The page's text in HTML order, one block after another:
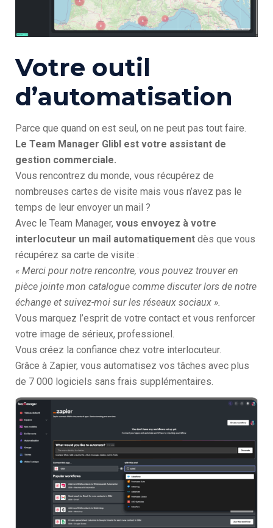
Votre outil
d’automatisation
Parce que quand on est seul, on ne peut pas tout faire.
Le Team Manager Glibl est votre assistant de
gestion commerciale.
Vous rencontrez du monde, vous récupérez de
nombreuses cartes de visite mais vous n’avez pas le
temps de leur envoyer un mail ?
Avec le Team Manager, vous envoyez à votre
interlocuteur un mail automatiquement dès que vous
récupérez sa carte de visite :
« Merci pour notre rencontre, vous pouvez trouver en
pièce jointe mon catalogue comme discuter lors de notre
échange et suivez-moi sur les réseaux sociaux ».
Vous marquez l’esprit de votre contact et vous renforcer
votre image de sérieux, professionel.
Vous créez la confiance chez votre interlocuteur.
Grâce à Zapier, vous automatisez vos tâches avec plus
de 7 000 logiciels sans frais supplémentaires.